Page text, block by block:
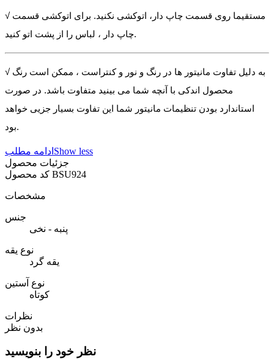
√ مستقیما روی قسمت چاپ دار، اتوکشی نکنید. برای اتوکشی قسمت
چاپ دار ، لباس را از پشت اتو کنید.
√ به دلیل تفاوت مانیتور ها در رنگ و نور و کنتراست ، ممکن است رنگ
محصول اندکی با آنچه شما می بینید متفاوت باشد. در صورت
استاندارد بودن تنظیمات مانیتور شما این تفاوت بسیار جزیی خواهد
بود.
ادامه مطلب Show less
جزئیات محصول
BSU924
مشخصات
جنس
پنبه - نخی
نوع یقه
یقه گرد
نوع آستین
کوتاه
نظرات
بدون نظر
نظر خود را بنویسید